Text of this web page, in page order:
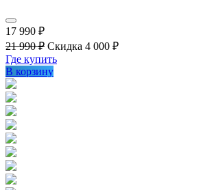
17 990 ₽
21 990 ₽ Скидка 4 000 ₽
Где купить
В корзину